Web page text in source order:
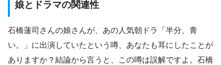
娘とドラマの関連性
石橋蓮司さんの娘さんが、あの人気朝ドラ「半分、青
い。」に出演していたという噂、あなたも耳にしたことが
ありますか？結論から言うと、この噂は誤解ですよ。石橋